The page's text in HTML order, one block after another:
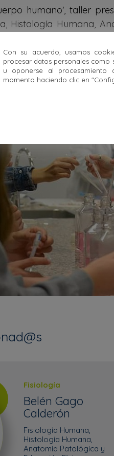
humano', taller
Histología Humana,
de secundaria
Fisiología
Belén Gago
Calderón
Fisiología Humana,
Histología Humana,
Anatomía Patológica y
Con su acuerdo, usamos
procesar datos personales como
u oponerse al procesamiento
momento haciendo clic en